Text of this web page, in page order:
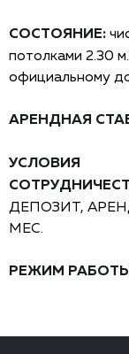
СОСТОЯНИЕ:
потолками 2.30
официальному
АРЕНДНАЯ
УСЛОВИЯ
ДЕПОЗИТ,
МЕС.
РЕЖИМ